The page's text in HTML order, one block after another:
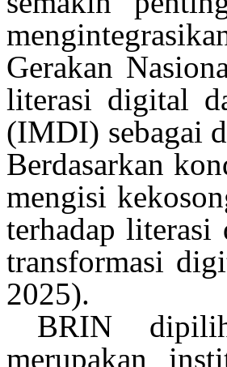
Gerakan
literasi digital
(IMDI) sebagai
Berdasarkan
mengisi
terhadap literasi
transformasi
2025).
BRIN
merupakan